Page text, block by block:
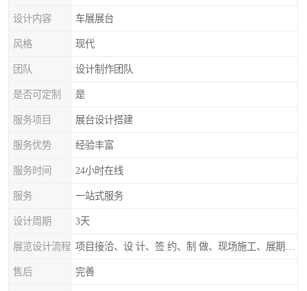
设计内容 车展展台
风格 现代
团队 设计制作团队
是否可定制 是
服务项目 展台设计搭建
服务优势 经验丰富
服务时间 24小时在线
服务 一站式服务
设计周期 3天
展览设计流程
售后 完善